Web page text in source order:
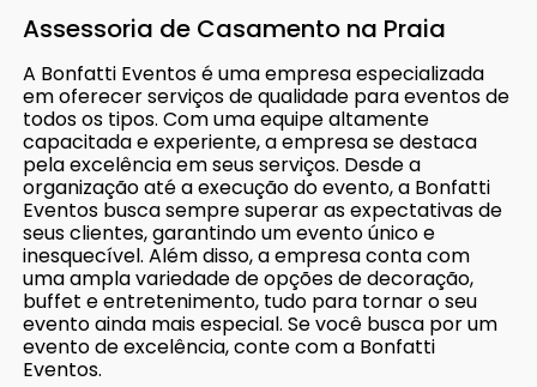
Assessoria de Casamento na Praia
A Bonfatti Eventos é uma empresa especializada
em oferecer serviços de qualidade para eventos de
todos os tipos. Com uma equipe altamente
capacitada e experiente, a empresa se destaca
pela excelência em seus serviços. Desde a
organização até a execução do evento, a Bonfatti
Eventos busca sempre superar as expectativas de
seus clientes, garantindo um evento único e
inesquecível. Além disso, a empresa conta com
uma ampla variedade de opções de decoração,
buffet e entretenimento, tudo para tornar o seu
evento ainda mais especial. Se você busca por um
evento de excelência, conte com a Bonfatti
Eventos.